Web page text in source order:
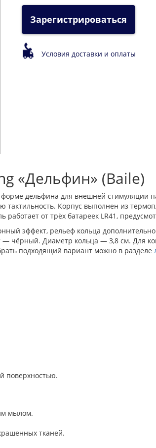
Зарегистрироваться
Условия доставки и оплаты
«Дельфин» (Baile)
дельфина для внешней стимуляции
Корпус выполнен из
от трёх батареек LR41,
эффект, рельеф кольца
— чёрный. Диаметр кольца — 3,8 см. Для
подходящий вариант можно в разделе
поверхностью.
мылом.
тканей.